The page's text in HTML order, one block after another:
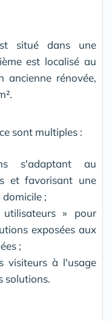
situé dans une
est localisé au
ancienne rénovée,
sont multiples :
s'adaptant au
et favorisant une
;
» pour
exposées aux
;
visiteurs à l'usage
solutions.